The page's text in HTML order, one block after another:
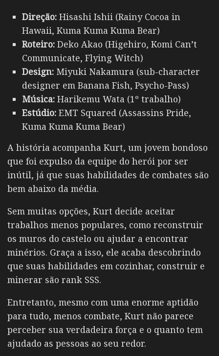
Direção: Hisashi Ishii (Rainy Cocoa in
Hawaii, Kuma Kuma Kuma Bear)
Roteiro: Deko Akao (Higehiro, Komi Can’t
Communicate, Flying Witch)
Design: Miyuki Nakamura (sub-character
designer em Banana Fish, Psycho-Pass)
Música: Harikemu Wata (1º trabalho)
Estúdio: EMT Squared (Assassins Pride,
Kuma Kuma Kuma Bear)
A história acompanha Kurt, um jovem bondoso
que foi expulso da equipe do herói por ser
inútil, já que suas habilidades de combates são
bem abaixo da média.
Sem muitas opções, Kurt decide aceitar
trabalhos menos populares, como reconstruir
os muros do castelo ou ajudar a encontrar
minérios. Graça a isso, ele acaba descobrindo
que suas habilidades em cozinhar, construir e
minerar são rank SSS.
Entretanto, mesmo com uma enorme aptidão
para tudo, menos combate, Kurt não parece
perceber sua verdadeira força e o quanto tem
ajudado as pessoas ao seu redor.